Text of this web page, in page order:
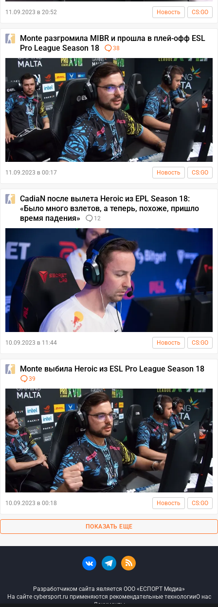
11.09.2023 в 20:52 Новость CS:GO
Monte разгромила MIBR и прошла в плей-офф ESL
Pro League Season 18
38
11.09.2023 в 00:17 Новость CS:GO
CadiaN после вылета Heroic из EPL Season 18:
«Было много взлетов, а теперь, похоже, пришло
время падения»
12
10.09.2023 в 11:44 Новость CS:GO
Monte выбила Heroic из ESL Pro League Season 18
39
10.09.2023 в 00:18 Новость CS:GO
ПОКАЗАТЬ ЕЩЕ
Разработчиком сайта является ООО «ЕСПОРТ Медиа»
На сайте cybersport.ru применяются рекомендательные технологииО нас
Документы